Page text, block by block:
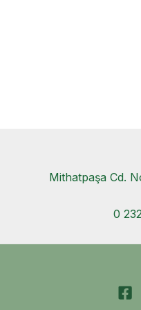
Mithatpaşa Cd.
0